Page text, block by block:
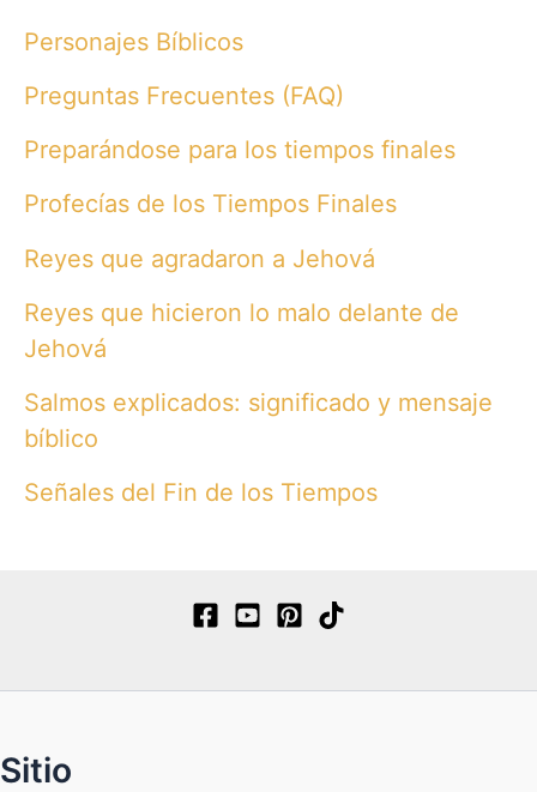
Personajes Bíblicos
Preguntas Frecuentes (FAQ)
Preparándose para los tiempos finales
Profecías de los Tiempos Finales
Reyes que agradaron a Jehová
Reyes que hicieron lo malo delante de
Jehová
Salmos explicados: significado y mensaje
bíblico
Señales del Fin de los Tiempos
Sitio